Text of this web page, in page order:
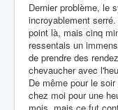
Dernier problème, le
incroyablement
point là, mais cinq
ressentais un
de prendre des
chevaucher avec
De même pour le
chez moi pour une